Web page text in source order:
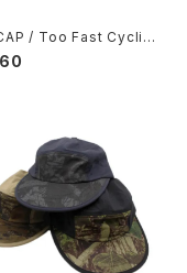
/ Too Fast Cyclin
/ Black